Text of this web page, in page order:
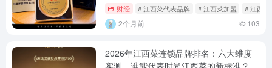
财经 # 江西菜代表品牌 # 江西菜加盟 # 江西
2个月前 103
2026年江西菜连锁品牌排名：六大维度
实测，谁能代表时尚江西菜的新标准？